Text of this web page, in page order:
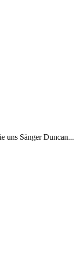
uns Sänger Duncan...